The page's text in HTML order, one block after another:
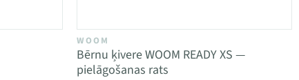
WOOM
Bērnu ķivere WOOM READY XS —
pielāgošanas rats